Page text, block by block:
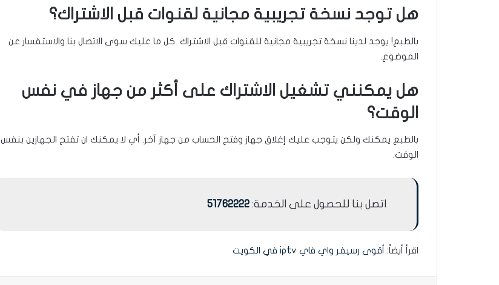
هل توجد نسخة تجريبية مجانية لقنوات قبل الاشتراك؟
بالطبع! يوجد لدينا نسخة تجريبية مجانية للقنوات قبل الاشتراك كل ما عليك سوى الاتصال بنا والاستفسار عن
الموضوع.
هل يمكنني تشغيل الاشتراك على أكثر من جهاز في نفس
الوقت؟
بالطبع يمكنك ولكن يتوجب عليك إغلاق جهاز وفتح الحساب من جهاز آخر. أي لا يمكنك ان تفتح الجهازين بنفس
الوقت.
اتصل بنا للحصول على الخدمة: 51762222
اقرأ أيضاً: أقوى رسيفر واي فاي iptv في الكويت